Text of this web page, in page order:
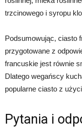
trzcinowego i syropu
Podsumowując, ciasto
przygotowane z
francuskie jest równie
Dlatego wegańscy
popularne ciasto z
Pytania i